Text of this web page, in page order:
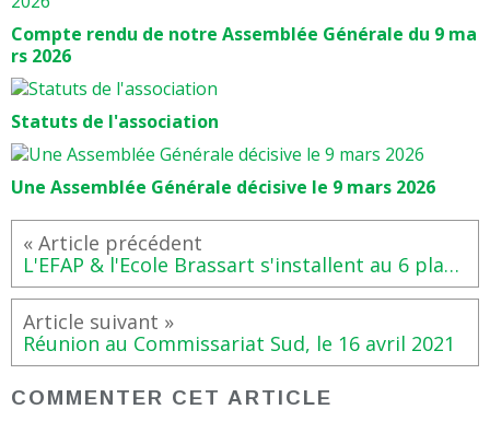
Compte rendu de notre Assemblée Générale du 9 ma
rs 2026
Statuts de l'association
Une Assemblée Générale décisive le 9 mars 2026
L'EFAP & l'Ecole Brassart s'installent au 6 place Russell
Réunion au Commissariat Sud, le 16 avril 2021
COMMENTER CET ARTICLE